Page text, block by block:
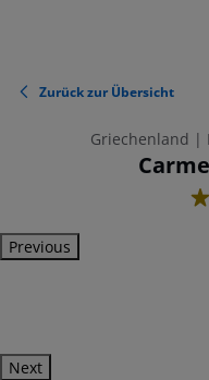
Zurück zur Übersicht
Griechenland |
5
Previous
Next